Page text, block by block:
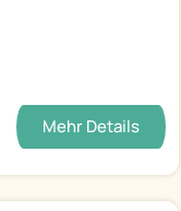
Mehr Details